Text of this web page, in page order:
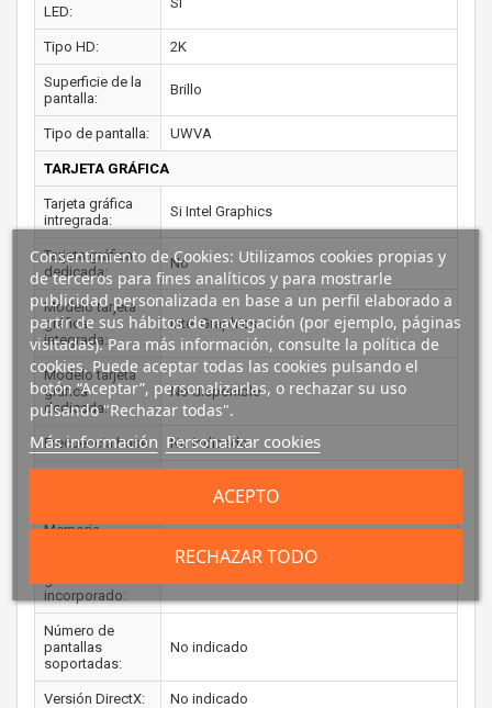
LED:
Tipo HD: 2K
Superficie de la
pantalla:
Brillo
Tipo de pantalla: UWVA
TARJETA GRÁFICA
Tarjeta gráfica
intregrada:
Si Intel Graphics
Tarjeta gráfica
dedicada:
No
Modelo tarjeta
gráfica
integrada:
Intel Graphics
Modelo tarjeta
gráfica
dedicada:
No disponible
Frecuencia base: No indicado
Memoria
incorporado:
No indicado
Número de
pantallas
soportadas:
No indicado
Versión DirectX: No indicado
Consentimiento de Cookies: Utilizamos cookies propias y
de terceros para fines analíticos y para mostrarle
publicidad personalizada en base a un perfil elaborado a
partir de sus hábitos de navegación (por ejemplo, páginas
visitadas). Para más información, consulte la política de
cookies. Puede aceptar todas las cookies pulsando el
botón “Aceptar”, personalizarlas, o rechazar su uso
pulsando "Rechazar todas".
Más información Personalizar cookies
RECHAZAR TODO
ACEPTO